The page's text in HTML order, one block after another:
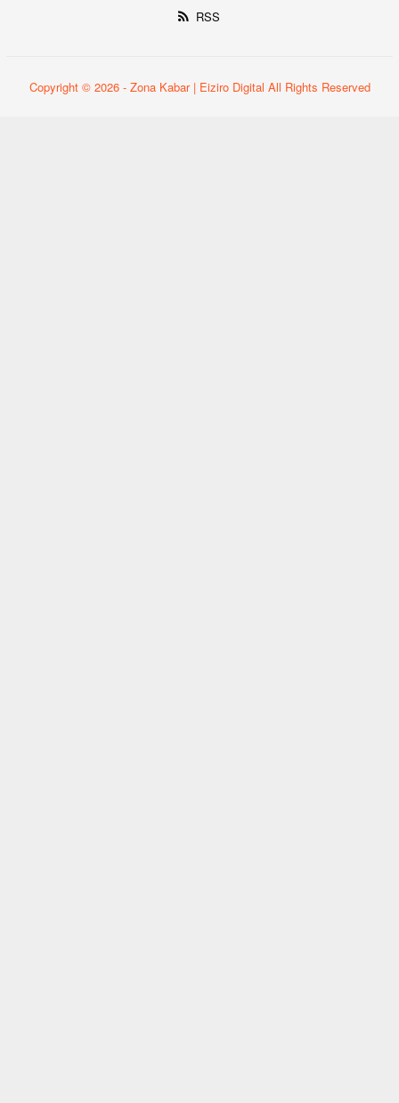
RSS
Copyright © 2026 - Zona Kabar | Eiziro Digital All Rights Reserved